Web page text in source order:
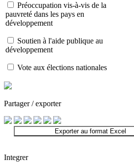
Préoccupation vis-à-vis de la
pauvreté dans les pays en
développement
Soutien à l'aide publique au
développement
Vote aux élections nationales
Partager / exporter
Exporter au format Excel
Integrer